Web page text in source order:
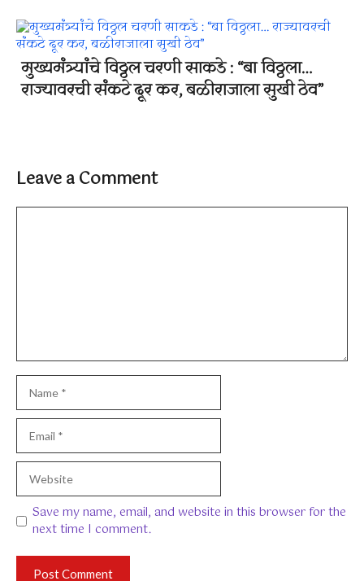
मुख्यमंत्र्यांचे विठ्ठल चरणी साकडे : “बा विठ्ठला…
राज्यावरची संकटे दूर कर, बळीराजाला सुखी ठेव”
Leave a Comment
Comment
Name
Email
Website
Save my name, email, and website in this browser for the
next time I comment.